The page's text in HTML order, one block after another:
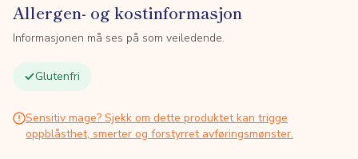
Allergen- og kostinformasjon
Informasjonen må ses på som veiledende.
Glutenfri
Sensitiv mage? Sjekk om dette produktet kan trigge
oppblåsthet, smerter og forstyrret avføringsmønster.